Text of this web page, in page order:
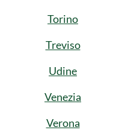
Torino
Treviso
Udine
Venezia
Verona